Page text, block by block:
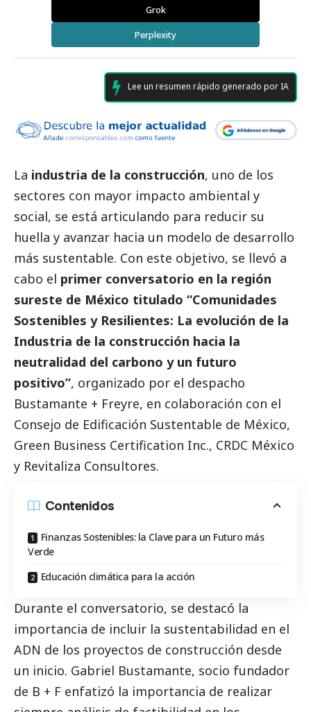
Grok
Perplexity
Lee un resumen rápido generado por IA
La industria de la construcción, uno de los
sectores con mayor impacto ambiental y
social, se está articulando para reducir su
huella y avanzar hacia un modelo de desarrollo
más sustentable. Con este objetivo, se llevó a
cabo el primer conversatorio en la región
sureste de México titulado “Comunidades
Sostenibles y Resilientes: La evolución de la
Industria de la construcción hacia la
neutralidad del carbono y un futuro
positivo”, organizado por el despacho
Bustamante + Freyre, en colaboración con el
Consejo de Edificación Sustentable de México,
Green Business Certification Inc., CRDC México
y Revitaliza Consultores.
Contenidos
Finanzas Sostenibles: la Clave para un Futuro más
Verde
Educación climática para la acción
Durante el conversatorio, se destacó la
importancia de incluir la sustentabilidad en el
ADN de los proyectos de construcción desde
un inicio. Gabriel Bustamante, socio fundador
de B + F enfatizó la importancia de realizar